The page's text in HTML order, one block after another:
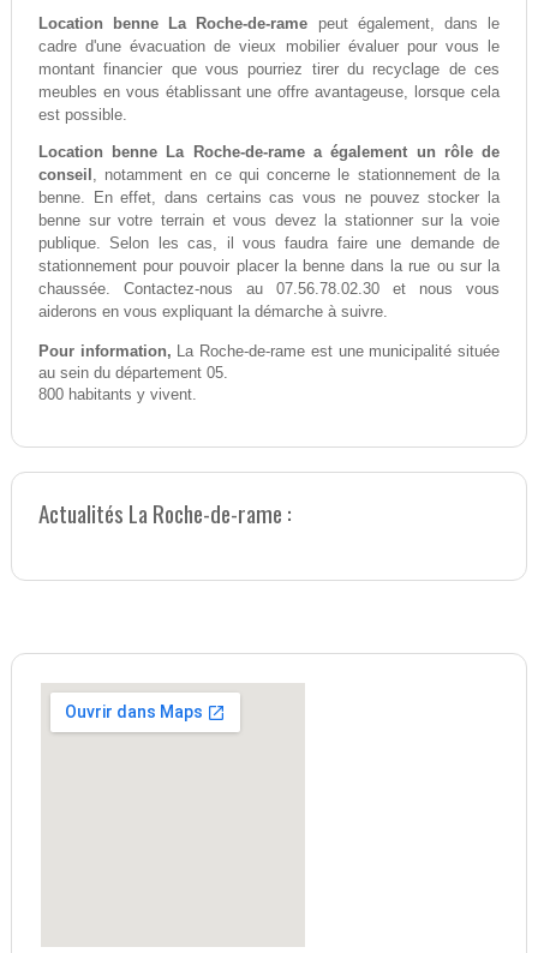
Location benne La Roche-de-rame peut également, dans le
cadre d'une évacuation de vieux mobilier évaluer pour vous le
montant financier que vous pourriez tirer du recyclage de ces
meubles en vous établissant une offre avantageuse, lorsque cela
est possible.
Location benne La Roche-de-rame a également un rôle de
conseil , notamment en ce qui concerne le stationnement de la
benne. En effet, dans certains cas vous ne pouvez stocker la
benne sur votre terrain et vous devez la stationner sur la voie
publique. Selon les cas, il vous faudra faire une demande de
stationnement pour pouvoir placer la benne dans la rue ou sur la
chaussée. Contactez-nous au 07.56.78.02.30 et nous vous
aiderons en vous expliquant la démarche à suivre.
Pour information, La Roche-de-rame est une municipalité située
au sein du département 05.
800 habitants y vivent.
Actualités La Roche-de-rame :